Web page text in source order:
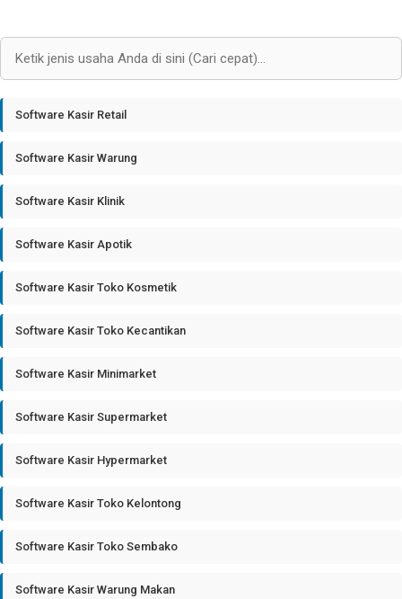
Software Kasir Retail
Software Kasir Warung
Software Kasir Klinik
Software Kasir Apotik
Software Kasir Toko Kosmetik
Software Kasir Toko Kecantikan
Software Kasir Minimarket
Software Kasir Supermarket
Software Kasir Hypermarket
Software Kasir Toko Kelontong
Software Kasir Toko Sembako
Software Kasir Warung Makan